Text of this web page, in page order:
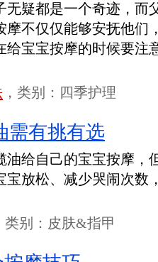
无疑都是一个奇迹，而
摩不仅仅能够安抚他们
给宝宝按摩的时候要注
，类别：四季护理
需有挑有选
油给自己的宝宝按摩，
宝放松、减少哭闹次数
类别：皮肤&指甲